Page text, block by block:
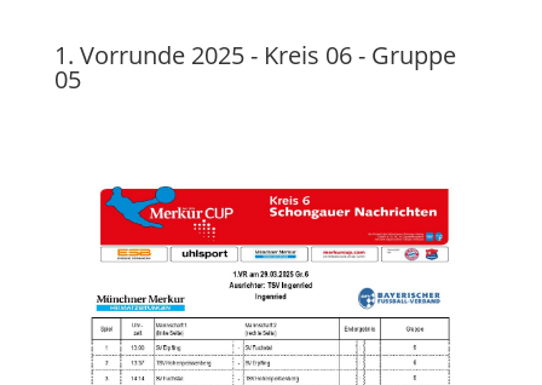
1. Vorrunde 2025 - Kreis 06 - Gruppe
05